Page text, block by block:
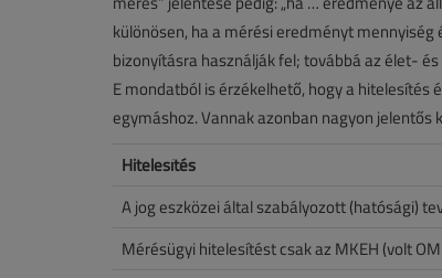
különösen, ha a mérési eredményt
bizonyításra használják fel; továbbá az élet-
E mondatból is érzékelhető, hogy a hitelesítés
egymáshoz. Vannak azonban nagyon
Hitelesítés
A jog eszközei által szabályozott (hatósági)
Mérésügyi hitelesítést csak az MKEH (volt